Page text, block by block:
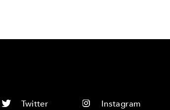
Twitter Instagram